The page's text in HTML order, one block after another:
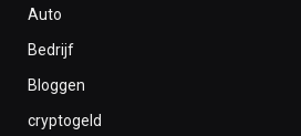
Auto
Bedrijf
Bloggen
cryptogeld